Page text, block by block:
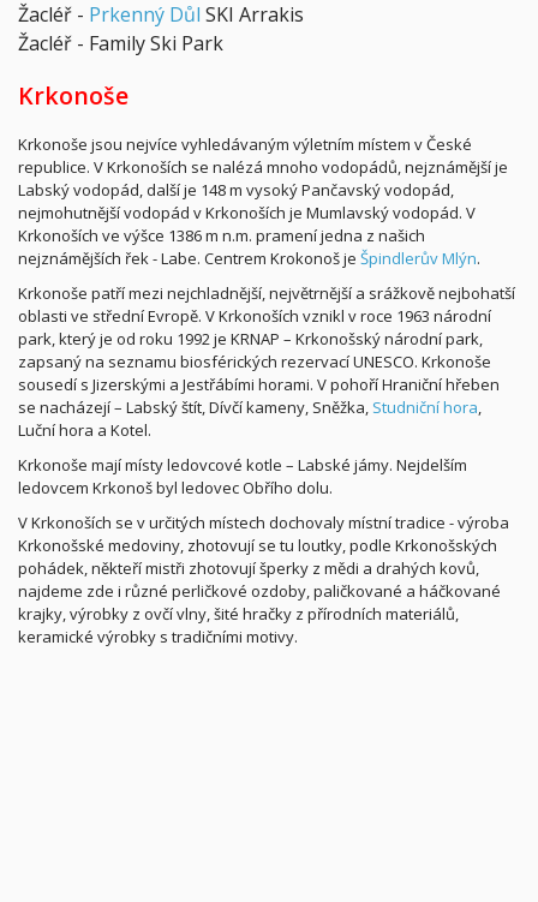
Žacléř - Prkenný Důl SKI Arrakis
Žacléř - Family Ski Park
Krkonoše
Krkonoše jsou nejvíce vyhledávaným výletním místem v České
republice. V Krkonoších se nalézá mnoho vodopádů, nejznámější je
Labský vodopád, další je 148 m vysoký Pančavský vodopád,
nejmohutnější vodopád v Krkonoších je Mumlavský vodopád. V
Krkonoších ve výšce 1386 m n.m. pramení jedna z našich
nejznámějších řek - Labe. Centrem Krokonoš je Špindlerův Mlýn.
Krkonoše patří mezi nejchladnější, největrnější a srážkově nejbohatší
oblasti ve střední Evropě. V Krkonoších vznikl v roce 1963 národní
park, který je od roku 1992 je KRNAP – Krkonošský národní park,
zapsaný na seznamu biosférických rezervací UNESCO. Krkonoše
sousedí s Jizerskými a Jestřábími horami. V pohoří Hraniční hřeben
se nacházejí – Labský štít, Dívčí kameny, Sněžka, Studniční hora
Luční hora a Kotel.
Krkonoše mají místy ledovcové kotle – Labské jámy. Nejdelším
ledovcem Krkonoš byl ledovec Obřího dolu.
V Krkonoších se v určitých místech dochovaly místní tradice - výroba
Krkonošské medoviny, zhotovují se tu loutky, podle Krkonošských
pohádek, někteří mistři zhotovují šperky z mědi a drahých kovů,
najdeme zde i různé perličkové ozdoby, paličkované a háčkované
krajky, výrobky z ovčí vlny, šité hračky z přírodních materiálů,
keramické výrobky s tradičními motivy.